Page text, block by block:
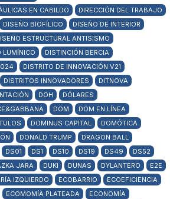
EN CABILDO
DIRECCIÓN DEL TRABAJO
DISEÑO BIOFÍLICO
DISEÑO DE INTERIOR
ESTRUCTURAL ANTISISMO
LUMÍNICO
DISTINCIÓN BERCIA
DISTRITO DE INNOVACIÓN V21
DISTRITOS INNOVADORES
DITNOVA
DOH
DÓLARES
DOM
DOM EN LÍNEA
DOMINUS CAPITAL
DOMÓTICA
DONALD TRUMP
DRAGON BALL
DS01 DS1 DS10 DS19 DS49
DS52
JARA DUKI DUNAS DYLANTERO
E2E
IZQUIERDO ECOBARRIO
ECOEFICIENCIA
ECOMOMÍA PLATEADA
ECONOMÍA